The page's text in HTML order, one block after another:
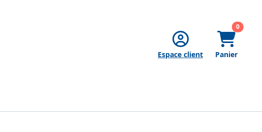
Espace client Panier
0articles